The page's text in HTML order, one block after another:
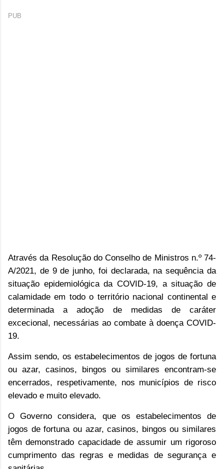
PUB
Através da Resolução do Conselho de Ministros n.º 74-
A/2021, de 9 de junho, foi declarada, na sequência da
situação epidemiológica da COVID-19, a situação de
calamidade em todo o território nacional continental e
determinada a adoção de medidas de caráter
excecional, necessárias ao combate à doença COVID-
19.
Assim sendo, os estabelecimentos de jogos de fortuna
ou azar, casinos, bingos ou similares encontram-se
encerrados, respetivamente, nos municípios de risco
elevado e muito elevado.
O Governo considera, que os estabelecimentos de
jogos de fortuna ou azar, casinos, bingos ou similares
têm demonstrado capacidade de assumir um rigoroso
cumprimento das regras e medidas de segurança e